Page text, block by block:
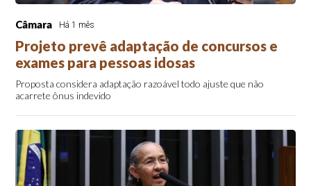
Câmara Há 1 mês
Projeto prevê adaptação de concursos e
exames para pessoas idosas
Proposta considera adaptação razoável todo ajuste que não
acarrete ônus indevido